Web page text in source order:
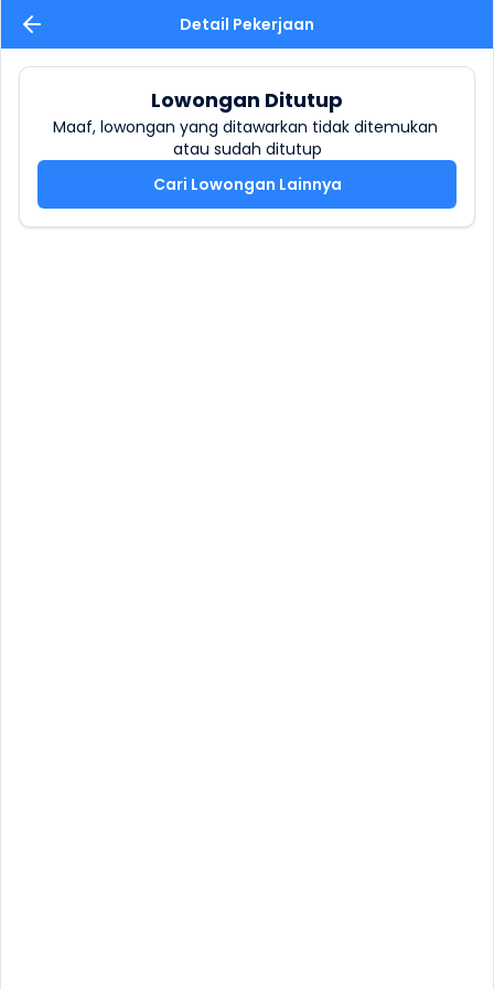
Detail Pekerjaan
Lowongan Ditutup
Maaf, lowongan yang ditawarkan tidak ditemukan
atau sudah ditutup
Cari Lowongan Lainnya